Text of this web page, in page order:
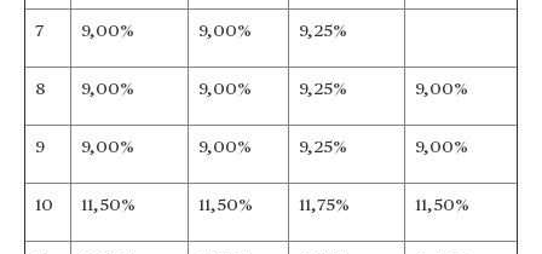
7 9,00% 9,00% 9,25%
8 9,00% 9,00% 9,25% 9,00%
9 9,00% 9,00% 9,25% 9,00%
10 11,50% 11,50% 11,75% 11,50%